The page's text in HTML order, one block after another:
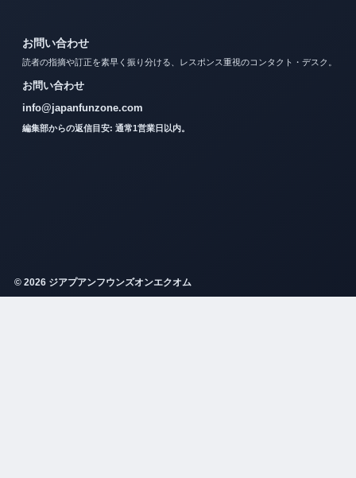
お問い合わせ
読者の指摘や訂正を素早く振り分ける、レスポンス重視のコンタクト・デスク。
お問い合わせ
info@japanfunzone.com
編集部からの返信目安: 通常1営業日以内。
© 2026 ジアプアンフウンズオンエクオム